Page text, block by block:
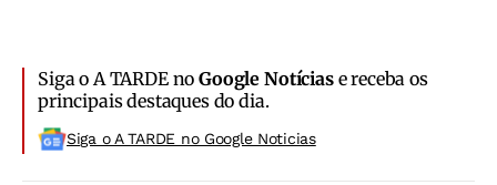
Siga o A TARDE noGoogle Notíciase receba os
principais destaques do dia.
Siga o A TARDE no Google Noticias